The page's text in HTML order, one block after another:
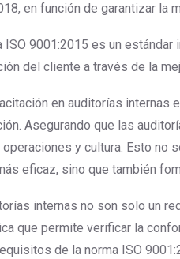
en función de garantizar la
ISO 9001:2015 es un
del cliente a través de la
en auditorías internas
Asegurando que las
y cultura. Esto no
eficaz, sino que también
internas no son solo un
que permite verificar la
de la norma ISO